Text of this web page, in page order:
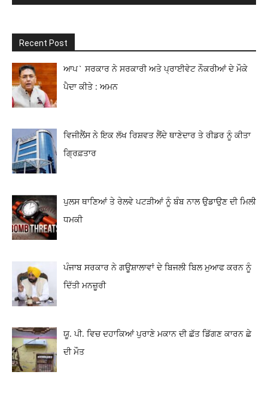
Recent Post
ਆਪ` ਸਰਕਾਰ ਨੇ ਸਰਕਾਰੀ ਅਤੇ ਪ੍ਰਾਈਵੇਟ ਨੌਕਰੀਆਂ ਦੇ ਮੌਕੇ
ਪੈਦਾ ਕੀਤੇ : ਅਮਨ
ਵਿਜੀਲੈਂਸ ਨੇ ਇਕ ਲੱਖ ਰਿਸ਼ਵਤ ਲੈਂਦੇ ਥਾਣੇਦਾਰ ਤੇ ਰੀਡਰ ਨੂੰ ਕੀਤਾ
ਗ੍ਰਿਫ਼ਤਾਰ
ਪੁਲਸ ਥਾਣਿਆਂ ਤੇ ਰੇਲਵੇ ਪਟੜੀਆਂ ਨੂੰ ਬੰਬ ਨਾਲ ਉਡਾਉਣ ਦੀ ਮਿਲੀ
ਧਮਕੀ
ਪੰਜਾਬ ਸਰਕਾਰ ਨੇ ਗਊਸ਼ਾਲਾਵਾਂ ਦੇ ਬਿਜਲੀ ਬਿਲ ਮੁਆਫ ਕਰਨ ਨੂੰ
ਦਿੱਤੀ ਮਨਜ਼ੂਰੀ
ਯੂ. ਪੀ. ਵਿਚ ਦਹਾਕਿਆਂ ਪੁਰਾਣੇ ਮਕਾਨ ਦੀ ਛੱਤ ਡਿੱਗਣ ਕਾਰਨ ਛੇ
ਦੀ ਮੌਤ